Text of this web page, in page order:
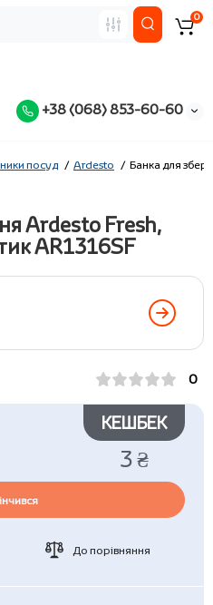
+38 (068) 853-60-60
0
посуд Ardesto Банка для
Ardesto Fresh,
AR1316SF
0
КЕШБЕК
3 ₴
До порівняння